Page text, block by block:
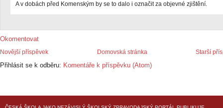
A v dobách před Komenským by se to dalo i označit za objevné zjištění.
Okomentovat
Novější příspěvek Starší
Domovská stránka
Přihlásit se k odběru: Komentáře k příspěvku (Atom)